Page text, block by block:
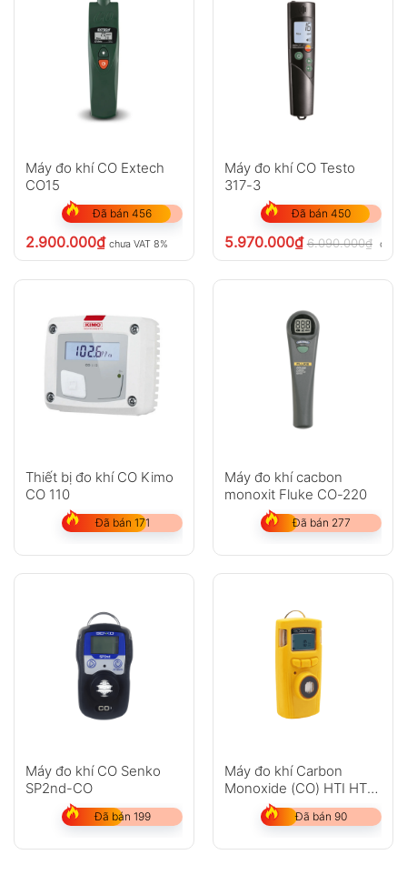
Máy đo khí CO Extech
CO15
Đã bán 456
2.900.000₫ chưa VAT 8%
Máy đo khí CO Testo
317-3
Đã bán 450
5.970.000₫ 6.090.000₫ chưa
Thiết bị đo khí CO Kimo
CO 110
Đã bán 171
Máy đo khí cacbon
monoxit Fluke CO-220
Đã bán 277
Máy đo khí CO Senko
SP2nd-CO
Đã bán 199
Máy đo khí Carbon
Monoxide (CO) HTI HT-
Đã bán 90